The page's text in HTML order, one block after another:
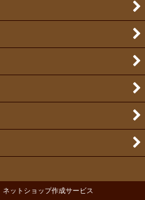
ネットショップ作成サービス